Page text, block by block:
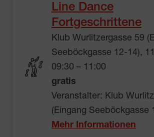
Line Dance
Fortgeschrittene
Klub Wurlitzergasse 59
Seeböckgasse 12-14),
09:30 – 11:00
gratis
Veranstalter: Klub
(Eingang Seeböckgasse
Mehr Informationen